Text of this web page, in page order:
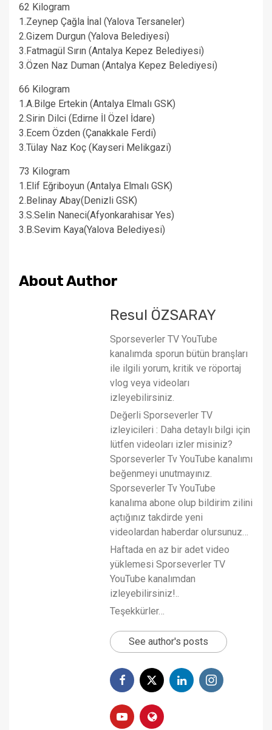
62 Kilogram
1.Zeynep Çağla İnal (Yalova Tersaneler)
2.Gizem Durgun (Yalova Belediyesi)
3.Fatmagül Sırın (Antalya Kepez Belediyesi)
3.Özen Naz Duman (Antalya Kepez Belediyesi)
66 Kilogram
1.A.Bilge Ertekin (Antalya Elmalı GSK)
2.Sirin Dilci (Edirne İl Özel İdare)
3.Ecem Özden (Çanakkale Ferdi)
3.Tülay Naz Koç (Kayseri Melikgazi)
73 Kilogram
1.Elif Eğriboyun (Antalya Elmalı GSK)
2.Belinay Abay(Denizli GSK)
3.S.Selin Naneci(Afyonkarahisar Yes)
3.B.Sevim Kaya(Yalova Belediyesi)
About Author
Resul ÖZSARAY
Sporseverler TV YouTube
kanalımda sporun bütün branşları
ile ilgili yorum, kritik ve röportaj
vlog veya videoları
izleyebilirsiniz.
Değerli Sporseverler TV
izleyicileri : Daha detaylı bilgi için
lütfen videoları izler misiniz?
Sporseverler Tv YouTube kanalımı
beğenmeyi unutmayınız.
Sporseverler Tv YouTube
kanalıma abone olup bildirim zilini
açtığınız takdirde yeni
videolardan haberdar olursunuz…
Haftada en az bir adet video
yüklemesi Sporseverler TV
YouTube kanalımdan
izleyebilirsiniz!..
Teşekkürler…
See author's posts